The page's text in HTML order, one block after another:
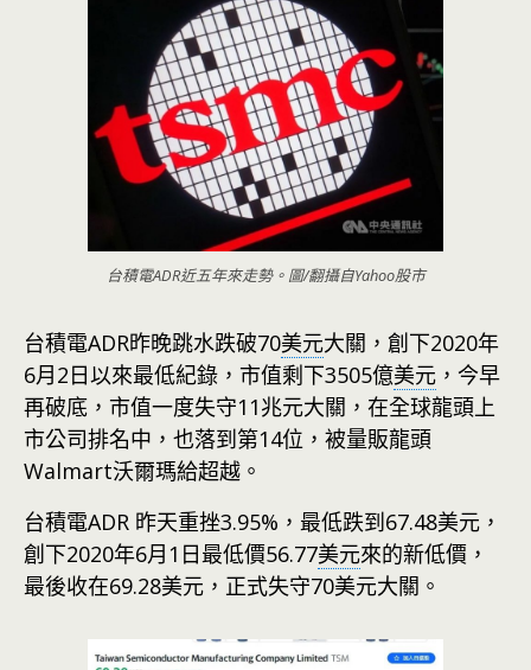
台積電ADR近五年來走勢。圖/翻攝自Yahoo股市
台積電ADR昨晚跳水跌破70美元大關，創下2020年
6月2日以來最低紀錄，市值剩下3505億美元 ，今早
再破底，市值一度失守11兆元大關，在全球龍頭上
市公司排名中，也落到第14位，被量販龍頭
Walmart沃爾瑪給超越。
台積電ADR 昨天重挫3.95%，最低跌到67.48美元，
創下2020年6月1日最低價56.77美元來的新低價，
最後收在69.28美元，正式失守70美元大關。